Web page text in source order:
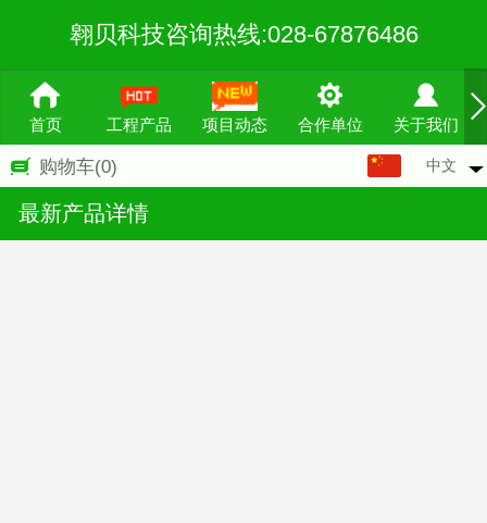
翱贝科技咨询热线:028-67876486
首页 工程产品 项目动态 合作单位 关于我们
购物车(0) 中文
最新产品详情